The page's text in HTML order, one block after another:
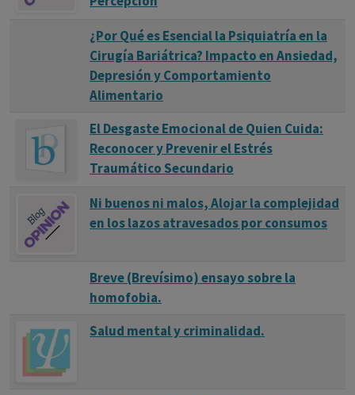
¿Por Qué es Esencial la Psiquiatría en la
Cirugía Bariátrica? Impacto en Ansiedad,
Depresión y Comportamiento
Alimentario
El Desgaste Emocional de Quien Cuida:
Reconocer y Prevenir el Estrés
Traumático Secundario
Ni buenos ni malos, Alojar la complejidad
en los lazos atravesados por consumos
Breve (Brevísimo) ensayo sobre la
homofobia.
Salud mental y criminalidad.